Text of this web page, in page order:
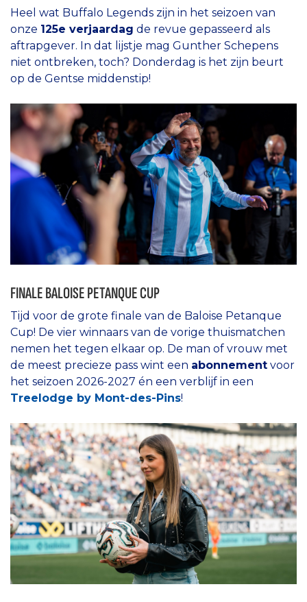
Heel wat Buffalo Legends zijn in het seizoen van
onze 125e verjaardag de revue gepasseerd als
aftrapgever. In dat lijstje mag Gunther Schepens
niet ontbreken, toch? Donderdag is het zijn beurt
op de Gentse middenstip!
FINALE BALOISE PETANQUE CUP
Tijd voor de grote finale van de Baloise Petanque
Cup! De vier winnaars van de vorige thuismatchen
nemen het tegen elkaar op. De man of vrouw met
de meest precieze pass wint een abonnement voor
het seizoen 2026-2027 én een verblijf in een
Treelodge by Mont-des-Pins!